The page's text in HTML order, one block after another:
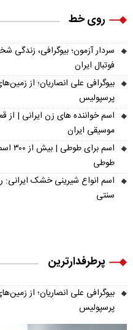
روی خط
سردار آزمون؛ بیوگرافی،
فوتبال ایران
بیوگرافی علی انصاریان؛ از
پرسپولیس
اسم خواننده های زن ایرانی |
موسیقی ایران
اسم
طوطی
اسم انواع شیرینی خشک ایرانی:
سنتی
پرطرفدارترین
بیوگرافی علی انصاریان؛ از
پرسپولیس